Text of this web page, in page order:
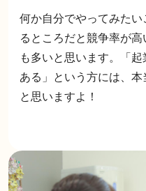
何か自分でやってみた
るところだと競争率が
も多いと思います。「
ある」という方には、
と思いますよ！